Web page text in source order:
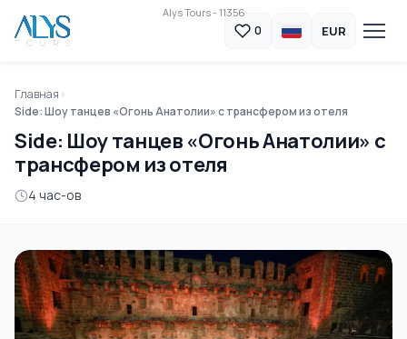
Alys Tours - 11356
0 EUR
Главная
Side: Шоу танцев «Огонь Анатолии» с трансфером из отеля
Side: Шоу танцев «Огонь Анатолии» с
трансфером из отеля
4 час-ов